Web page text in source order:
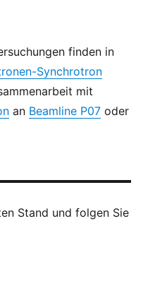
finden in
Synchrotron
mit
an Beamline P07 oder
Stand und folgen Sie